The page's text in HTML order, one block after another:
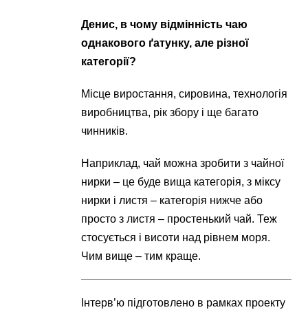
Денис, в чому відмінність чаю
однакового ґатунку, але різної
категорії?
Місце виростання, сировина, технологія
виробництва, рік збору і ще багато
чинників.
Наприклад, чай можна зробити з чайної
нирки – це буде вища категорія, з міксу
нирки і листя – категорія нижче або
просто з листя – простенький чай. Теж
стосується і висоти над рівнем моря.
Чим вище – тим краще.
Інтерв’ю підготовлено в рамках проекту